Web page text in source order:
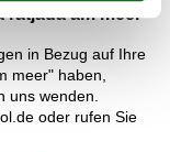
ratjada am meer
in Bezug auf Ihre
meer" haben,
uns wenden.
oder rufen Sie